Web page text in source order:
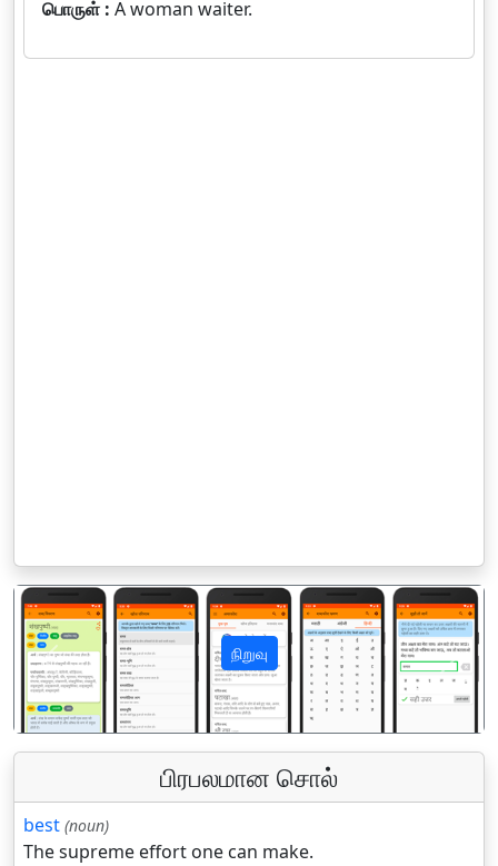
பொருள் : A woman waiter.
நிறுவு
पिछला अगला
பிரபலமான சொல்
best (noun)
The supreme effort one can make.